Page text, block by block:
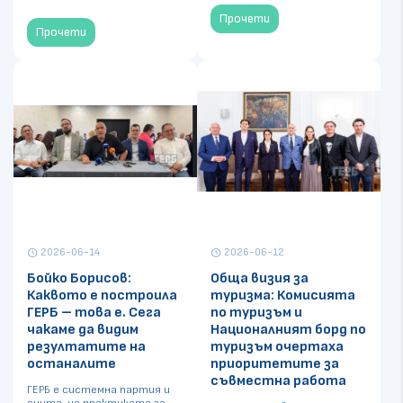
Прочети
Прочети
schedule 2026-06-14
Бойко Борисов:
Каквото е построила
ГЕРБ – това е. Сега
чакаме да видим
резултатите на
останалите
ГЕРБ е системна партия и
schedule 2026-06-12
Обща визия за
туризма: Комисията
по туризъм и
Националният борд по
туризъм очертаха
приоритетите за
съвместна работа